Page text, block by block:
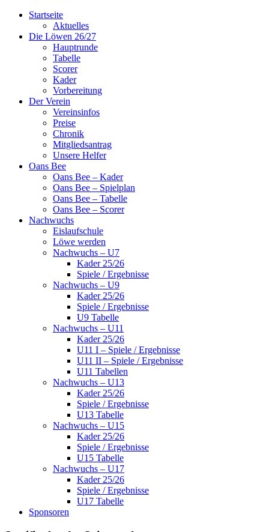
Startseite
Aktuelles
Die Löwen 26/27
Hauptrunde
Tabelle
Scorer
Kader
Vorbereitung
Der Verein
Vereinsinfos
Preise
Chronik
Mitgliedsantrag
Unsere Helfer
Oans Bee
Oans Bee – Kader
Oans Bee – Spielplan
Oans Bee – Tabelle
Oans Bee – Scorer
Nachwuchs
Eislaufschule
Löwe werden
Nachwuchs – U7
Kader 25/26
Spiele / Ergebnisse
Nachwuchs – U9
Kader 25/26
Spiele / Ergebnisse
U9 Tabelle
Nachwuchs – U11
Kader 25/26
U11 I – Spiele / Ergebnisse
U11 II – Spiele / Ergebnisse
U11 Tabellen
Nachwuchs – U13
Kader 25/26
Spiele / Ergebnisse
U13 Tabelle
Nachwuchs – U15
Kader 25/26
Spiele / Ergebnisse
U15 Tabelle
Nachwuchs – U17
Kader 25/26
Spiele / Ergebnisse
U17 Tabelle
Sponsoren